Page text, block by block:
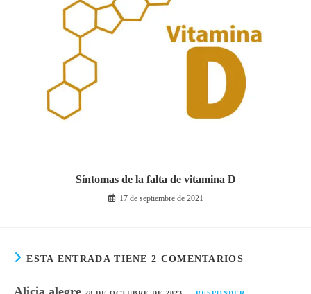
Síntomas de la falta de vitamina D
17 de septiembre de 2021
ESTA ENTRADA TIENE 2 COMENTARIOS
Alicia alegre